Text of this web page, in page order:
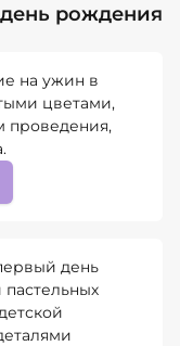
рождения
на ужин в
цветами,
проведения,
день